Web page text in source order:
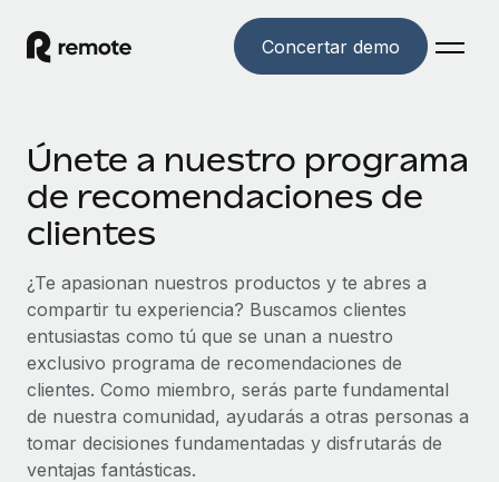
Concertar demo
Productos
EMPLEO GLOBAL
Gestiona las nóminas de forma sencilla y conforme a la
legalidad.
Employer of Record
Expándete en todo el mundo sin gastar en entidades.
Contractor of Record
Contrata a autónomos en cualquier parte del mundo
Soluciones
COBERTURA MUNDIAL
Explorador de países
Consulta el soporte del empleo global según el país.
Explorador estatal de EE. UU.
Simplifica la contratación en todos los estados de EE.
UU.
Recursos
HERRAMIENTAS Y CALCULADORAS
Calculadora del riesgo de clasificación errónea
Consulta el riesgo de clasificación errónea por país.
Calculadora del coste por empleado
Calcula lo que cuestan los empleados en total en
Precios
Español
Únete a nuestro programa
de recomendaciones de
clientes
¿Te apasionan nuestros productos y te abres a
compartir tu experiencia? Buscamos clientes
entusiastas como tú que se unan a nuestro
exclusivo programa de recomendaciones de
clientes. Como miembro, serás parte fundamental
de nuestra comunidad, ayudarás a otras personas a
tomar decisiones fundamentadas y disfrutarás de
ventajas fantásticas.